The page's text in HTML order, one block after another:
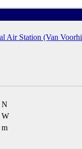
Air Station (Van
N
W
m